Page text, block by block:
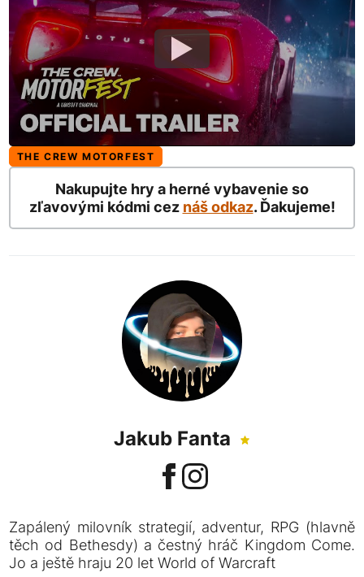
THE CREW MOTORFEST
Nakupujte hry a herné vybavenie so
zľavovými kódmi cez náš odkaz. Ďakujeme!
Jakub Fanta
Zapálený milovník strategií, adventur, RPG (hlavně
těch od Bethesdy) a čestný hráč Kingdom Come.
Jo a ještě hraju 20 let World of Warcraft